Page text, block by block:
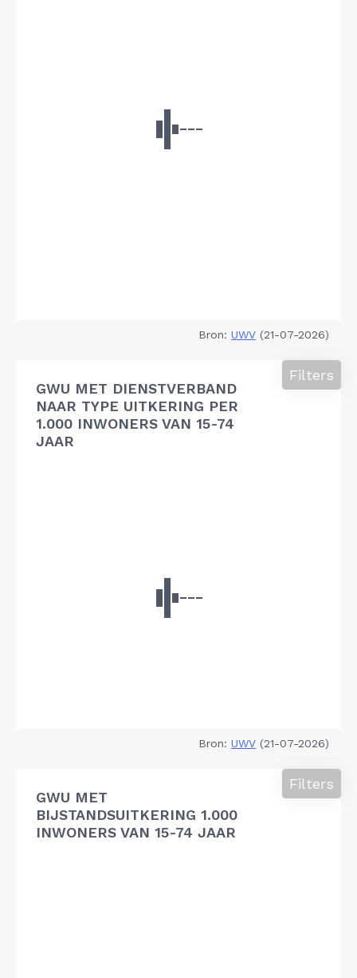
Bron: UWV (21-07-2026)
GWU MET DIENSTVERBAND
NAAR TYPE UITKERING PER
1.000 INWONERS VAN 15-74
JAAR
Filters
Bron: UWV (21-07-2026)
GWU MET
BIJSTANDSUITKERING 1.000
INWONERS VAN 15-74 JAAR
Filters